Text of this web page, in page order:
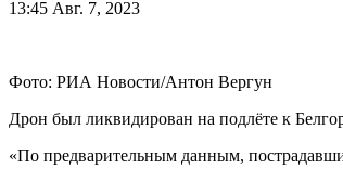
13:45 Авг. 7, 2023
Фото: РИА Новости/Антон Вергун
Дрон был ликвидирован на подлёте к
«По предварительным данным,